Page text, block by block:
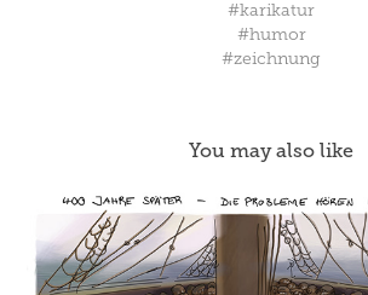
#karikatur
#humor
#zeichnung
You may also like